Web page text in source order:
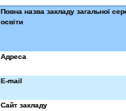
Повна назва закладу загальної
освіти
Адреса
E-mail
Сайт закладу